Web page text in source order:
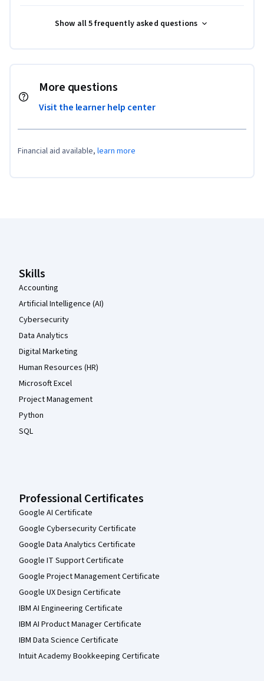
Show all 5 frequently asked questions
More questions
Visit the learner help center
Financial aid available, learn more
Skills
Accounting
Artificial Intelligence (AI)
Cybersecurity
Data Analytics
Digital Marketing
Human Resources (HR)
Microsoft Excel
Project Management
Python
SQL
Professional Certificates
Google AI Certificate
Google Cybersecurity Certificate
Google Data Analytics Certificate
Google IT Support Certificate
Google Project Management Certificate
Google UX Design Certificate
IBM AI Engineering Certificate
IBM AI Product Manager Certificate
IBM Data Science Certificate
Intuit Academy Bookkeeping Certificate